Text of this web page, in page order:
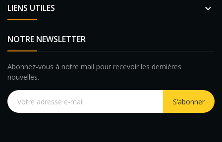
LIENS UTILES 
NOTRE NEWSLETTER
Abonnez-vous à notre mail pour recevoir les dernières
nouvelles.
S’abonner